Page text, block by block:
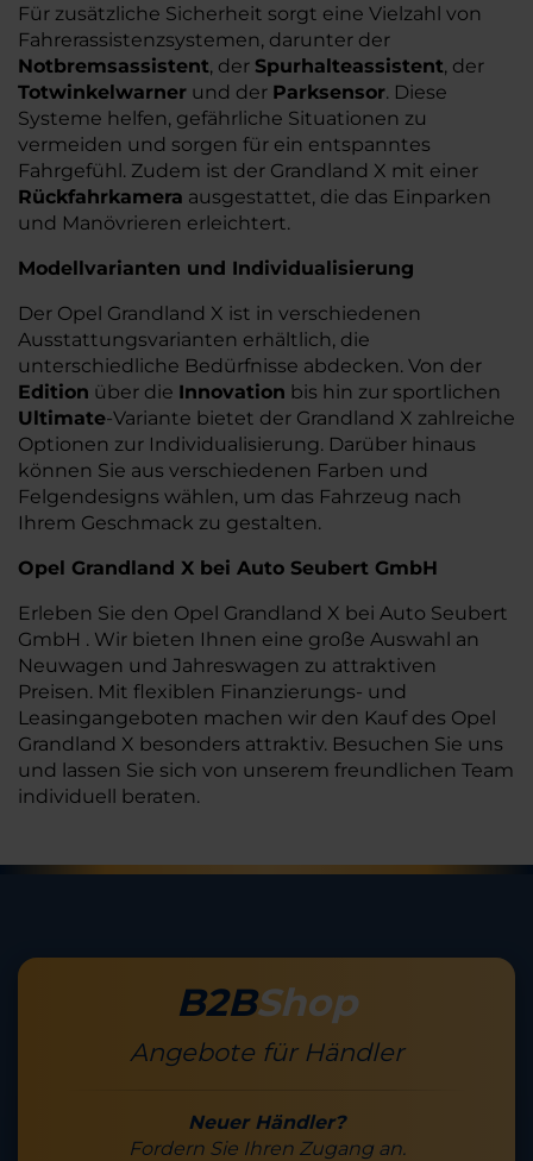
Für zusätzliche Sicherheit sorgt eine Vielzahl von
Fahrerassistenzsystemen, darunter der
Notbremsassistent, der Spurhalteassistent, der
Totwinkelwarner und der Parksensor. Diese
Systeme helfen, gefährliche Situationen zu
vermeiden und sorgen für ein entspanntes
Fahrgefühl. Zudem ist der Grandland X mit einer
Rückfahrkamera ausgestattet, die das Einparken
und Manövrieren erleichtert.
Modellvarianten und Individualisierung
Der Opel Grandland X ist in verschiedenen
Ausstattungsvarianten erhältlich, die
unterschiedliche Bedürfnisse abdecken. Von der
Edition über die Innovation bis hin zur sportlichen
Ultimate-Variante bietet der Grandland X zahlreiche
Optionen zur Individualisierung. Darüber hinaus
können Sie aus verschiedenen Farben und
Felgendesigns wählen, um das Fahrzeug nach
Ihrem Geschmack zu gestalten.
Opel Grandland X bei Auto Seubert GmbH
Erleben Sie den Opel Grandland X bei Auto Seubert
GmbH . Wir bieten Ihnen eine große Auswahl an
Neuwagen und Jahreswagen zu attraktiven
Preisen. Mit flexiblen Finanzierungs- und
Leasingangeboten machen wir den Kauf des Opel
Grandland X besonders attraktiv. Besuchen Sie uns
und lassen Sie sich von unserem freundlichen Team
individuell beraten.
B2BShop
Angebote für Händler
Neuer Händler?
Fordern Sie Ihren Zugang an.